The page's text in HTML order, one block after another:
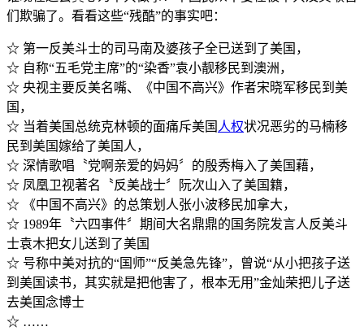
们欺骗了。看看这些“残酷”的事实吧：
☆ 第一反美斗士的司马南及婆孩子全已送到了美国，
☆ 自称“五毛党主席”的“染香”袁小靓移民到澳洲，
☆ 央视主要反美名嘴、《中国不高兴》作者宋晓军移民到美
国，
☆ 当着美国总统克林顿的面痛斥美国 人权状况恶劣的马楠移
民到美国嫁给了美国人，
☆ 深情歌唱〝党啊亲爱的妈妈〞的殷秀梅入了美国藉，
☆ 凤凰卫视著名〝反美战士〞阮次山入了美国籍，
☆ 《中国不高兴》的总策划人张小波移民加拿大，
☆ 1989年〝六四事件〞期间大名鼎鼎的国务院发言人反美斗
士袁木把女儿送到了美国
☆ 号称中美对抗的“国师”“反美急先锋”，曾说“从小把孩子送
到美国读书，其实就是把他害了，根本无用”金灿荣把儿子送
去美国念博士
☆ ……